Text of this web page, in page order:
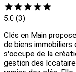
5.0 (3)
Clés en Main
de biens immobiliers
s'occupe de la
gestion des